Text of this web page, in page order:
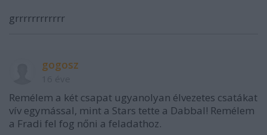
grrrrrrrrrrrr
gogosz
Remélem a két csapat ugyanolyan élvezetes csatákat
vív egymással, mint a Stars tette a Dabbal! Remélem
a Fradi fel fog nőni a feladathoz.